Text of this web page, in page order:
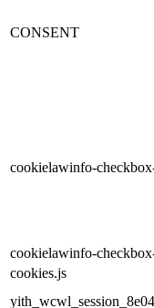
CONSENT
cookielawinfo-
cookielawinfo-
cookies.js